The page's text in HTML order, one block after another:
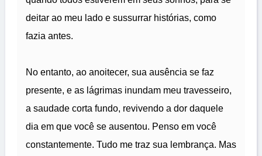
deitar ao meu lado e sussurrar histórias, como
fazia antes.
No entanto, ao anoitecer, sua ausência se faz
presente, e as lágrimas inundam meu travesseiro,
a saudade corta fundo, revivendo a dor daquele
dia em que você se ausentou. Penso em você
constantemente. Tudo me traz sua lembrança. Mas